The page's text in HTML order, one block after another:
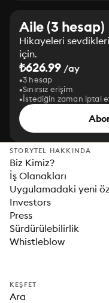
Aile (3 hesap)
Hikayeleri
için.
₺626.99 /ay
3 hesap
Sınırsız erişim
İstediğin zaman iptal
STORYTEL HAKKINDA
Biz Kimiz?
İş Olanakları
Uygulamadaki yeni
Investors
Press
Sürdürülebilirlik
Whistleblow
KEŞFET
Ara